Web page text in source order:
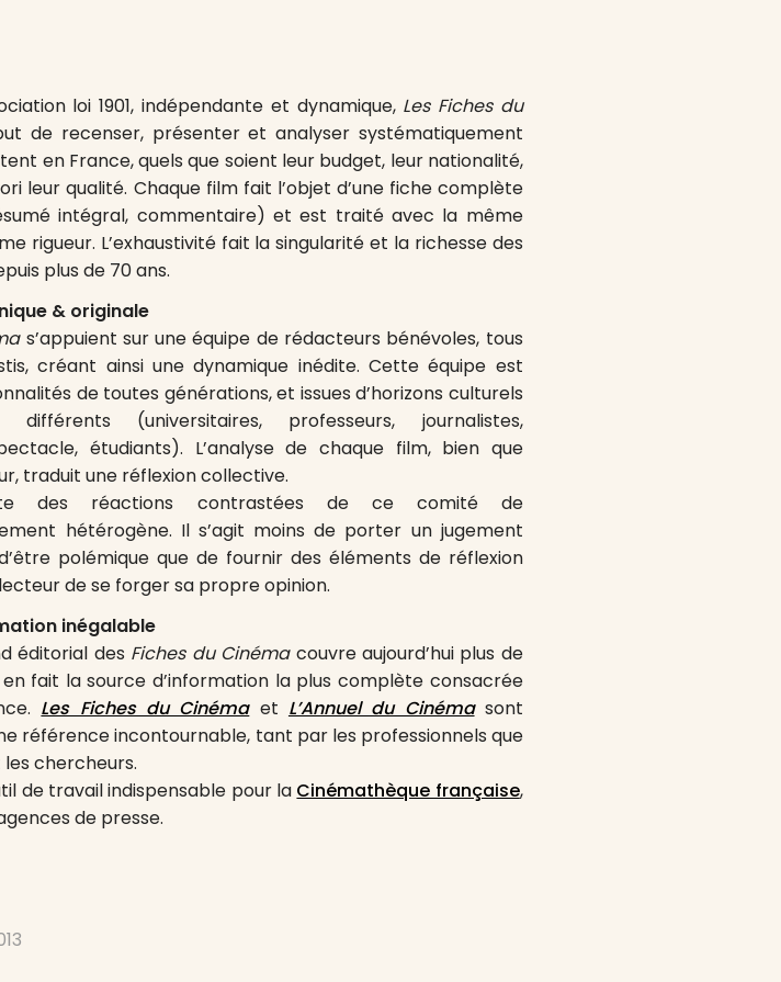
loi 1901, indépendante et dynamique, Les Fiches du
de recenser, présenter et analyser systématiquement
en France, quels que soient leur budget, leur nationalité,
leur qualité. Chaque film fait l’objet d’une fiche complète
intégral, commentaire) et est traité avec la même
rigueur. L’exhaustivité fait la singularité et la richesse des
plus de 70 ans.
& originale
s’appuient sur une équipe de rédacteurs bénévoles, tous
créant ainsi une dynamique inédite. Cette équipe est
de toutes générations, et issues d’horizons culturels
différents (universitaires, professeurs, journalistes,
étudiants). L’analyse de chaque film, bien que
traduit une réflexion collective.
des réactions contrastées de ce comité de
hétérogène. Il s’agit moins de porter un jugement
polémique que de fournir des éléments de réflexion
de se forger sa propre opinion.
inégalable
éditorial des Fiches du Cinémacouvre aujourd’hui plus de
fait la source d’information la plus complète consacrée
Les Fiches du Cinémaet L’Annuel du Cinémasont
référence incontournable, tant par les professionnels que
chercheurs.
de travail indispensable pour la Cinémathèque française,
de presse.